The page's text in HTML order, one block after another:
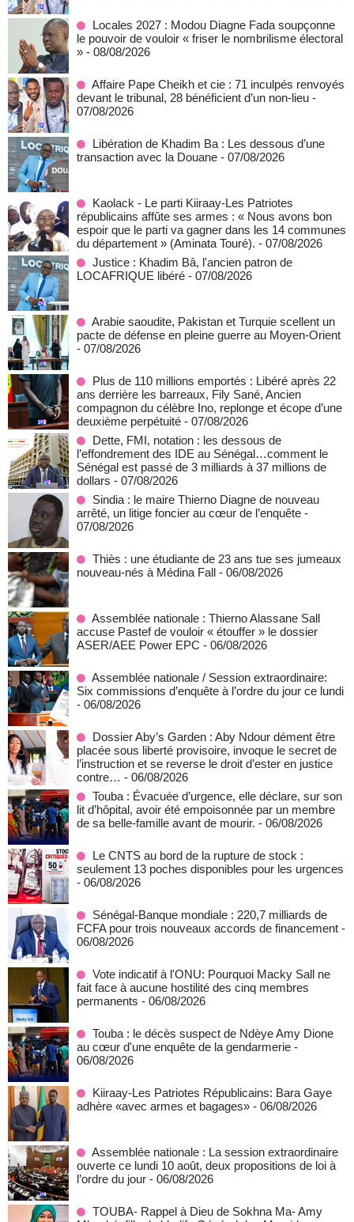
Locales 2027 : Modou Diagne Fada soupçonne
le pouvoir de vouloir « friser le nombrilisme électoral
» - 08/08/2026
Affaire Pape Cheikh et cie : 71 inculpés renvoyés
devant le tribunal, 28 bénéficient d’un non-lieu -
07/08/2026
Libération de Khadim Ba : Les dessous d’une
transaction avec la Douane - 07/08/2026
Kaolack - Le parti Kiiraay-Les Patriotes
républicains affûte ses armes : « Nous avons bon
espoir que le parti va gagner dans les 14 communes
du département » (Aminata Touré). - 07/08/2026
Justice : Khadim Bâ, l'ancien patron de
LOCAFRIQUE libéré - 07/08/2026
Arabie saoudite, Pakistan et Turquie scellent un
pacte de défense en pleine guerre au Moyen-Orient
- 07/08/2026
Plus de 110 millions emportés : Libéré après 22
ans derrière les barreaux, Fily Sané, Ancien
compagnon du célèbre Ino, replonge et écope d’une
deuxième perpétuité - 07/08/2026
Dette, FMI, notation : les dessous de
l’effondrement des IDE au Sénégal…comment le
Sénégal est passé de 3 milliards à 37 millions de
dollars - 07/08/2026
Sindia : le maire Thierno Diagne de nouveau
arrêté, un litige foncier au cœur de l’enquête -
07/08/2026
Thiès : une étudiante de 23 ans tue ses jumeaux
nouveau-nés à Médina Fall - 06/08/2026
Assemblée nationale : Thierno Alassane Sall
accuse Pastef de vouloir « étouffer » le dossier
ASER/AEE Power EPC - 06/08/2026
Assemblée nationale / Session extraordinaire:
Six commissions d’enquête à l’ordre du jour ce lundi
- 06/08/2026
Dossier Aby’s Garden : Aby Ndour dément être
placée sous liberté provisoire, invoque le secret de
l’instruction et se reverse le droit d’ester en justice
contre… - 06/08/2026
Touba : Évacuée d’urgence, elle déclare, sur son
lit d’hôpital, avoir été empoisonnée par un membre
de sa belle-famille avant de mourir. - 06/08/2026
Le CNTS au bord de la rupture de stock :
seulement 13 poches disponibles pour les urgences
- 06/08/2026
Sénégal-Banque mondiale : 220,7 milliards de
FCFA pour trois nouveaux accords de financement -
06/08/2026
Vote indicatif à l'ONU: Pourquoi Macky Sall ne
fait face à aucune hostilité des cinq membres
permanents - 06/08/2026
Touba : le décès suspect de Ndèye Amy Dione
au cœur d'une enquête de la gendarmerie -
06/08/2026
Kiiraay-Les Patriotes Républicains: Bara Gaye
adhère «avec armes et bagages» - 06/08/2026
Assemblée nationale : La session extraordinaire
ouverte ce lundi 10 août, deux propositions de loi à
l’ordre du jour - 06/08/2026
TOUBA- Rappel à Dieu de Sokhna Ma- Amy